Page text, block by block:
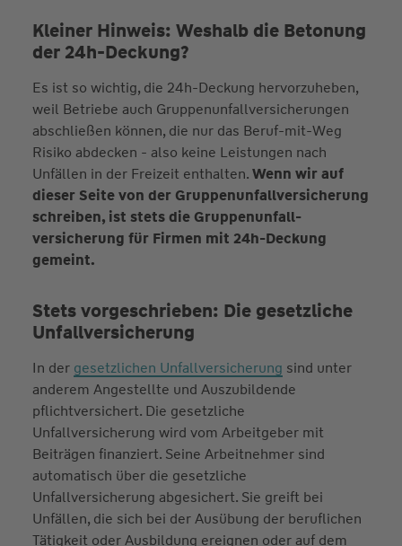
Kleiner Hinweis: Weshalb die Betonung
der 24h-Deckung?
Es ist so wichtig, die 24h-Deckung hervorzuheben,
weil Betriebe auch Gruppenunfallversicherungen
abschließen können, die nur das Beruf-mit-Weg
Risiko abdecken - also keine Leistungen nach
Unfällen in der Freizeit enthalten.Wenn wir auf
dieser Seite von der Gruppen­unfall­versicherung
schreiben, ist stets die Gruppen­unfall­
versicherung für Firmen mit 24h-Deckung
gemeint.
Stets vorgeschrieben: Die gesetzliche
Unfallversicherung
In der gesetzlichen Unfallversicherung sind unter
anderem Angestellte und Auszubildende
pflichtversichert. Die gesetzliche
Unfallversicherung wird vom Arbeitgeber mit
Beiträgen finanziert. Seine Arbeitnehmer sind
automatisch über die gesetzliche
Unfallversicherung abgesichert. Sie greift bei
Unfällen, die sich bei der Ausübung der beruflichen
Tätigkeit oder Ausbildung ereignen oder auf dem